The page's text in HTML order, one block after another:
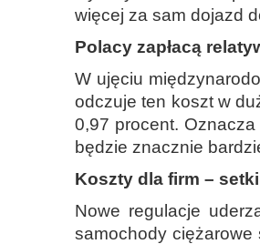
więcej za sam dojazd
Polacy zapłacą
W ujęciu
odczuje ten koszt w
0,97 procent.
będzie znacznie
Koszty dla firm –
Nowe regulacje
samochody ciężarowe